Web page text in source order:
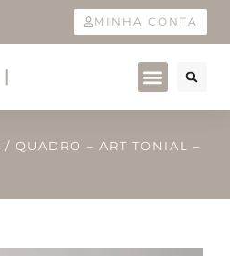
MINHA CONTA
/ QUADRO – ART TONIAL –